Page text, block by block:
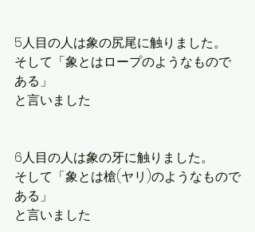
5人目の人は象の尻尾に触りました。
そして「象とはロープのようなもので
ある」
と言いました
6人目の人は象の牙に触りました。
そして「象とは槍(ヤリ)のようなもので
ある」
と言いました